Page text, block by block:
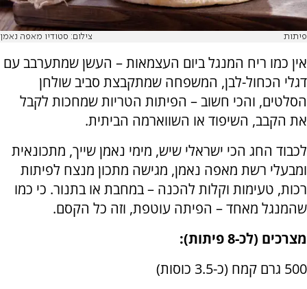
פיתות צילום: סטודיו מאפה נאמן
אין כמו ריח המנגל ביום העצמאות – העשן שמתערבב עם
דגלי הכחול-לבן, המשפחה שמתקבצת סביב שולחן
הסלטים, והכי חשוב – הפיתות הטריות שמחכות לקבל
את הקבב, השיפוד או השווארמה הביתית.
לכבוד החג הכי ישראלי שיש, מימי נאמן שייך, מתכונאית
ומבעלי רשת מאפה נאמן, מגישה מתכון מנצח לפיתות
רכות, טעימות וקלות להכנה – במחבת או בתנור. כי כמו
שהמנגל מאחד – הפיתה עוטפת, וזה כל הקסם.
מצרכים (לכ-8 פיתות):
500 גרם קמח (כ-3.5 כוסות)